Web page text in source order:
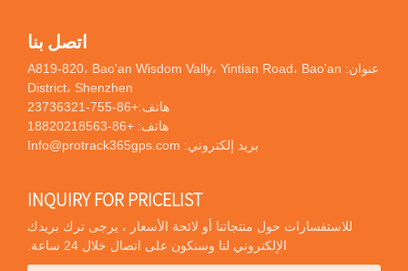
اتصل بنا
عنوان: A819-820، Bao'an Wisdom Vally، Yintian Road، Bao'an
District، Shenzhen
هاتف:+86-755-23736321
هاتف: +86-18820218563
بريد إلكتروني: Info@protrack365gps.com
INQUIRY FOR PRICELIST
للاستفسارات حول منتجاتنا أو لائحة الأسعار ، يرجى ترك بريدك
الإلكتروني لنا وسنكون على اتصال خلال 24 ساعة.